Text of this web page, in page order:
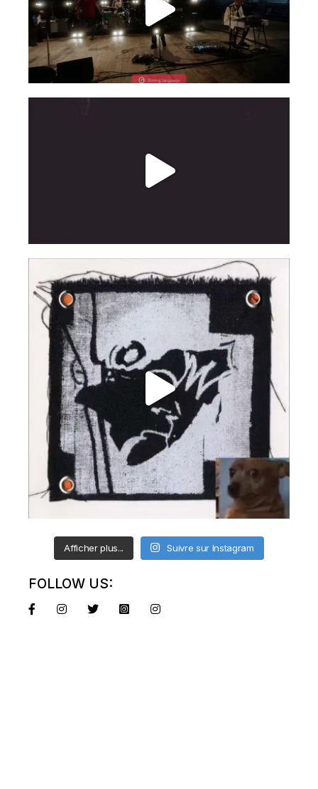
Afficher plus... Suivre sur Instagram
FOLLOW US: